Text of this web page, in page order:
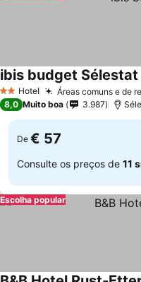
2 Estrelas
Hotel Áreas comuns e de
ibis budget Sélestat
8,0 Muito boa 3.987
De € 57
Consulte os preços de 11
Escolha popular